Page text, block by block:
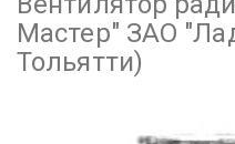
Мастер" ЗАО
Тольятти)